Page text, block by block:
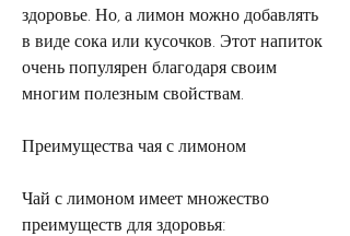
здоровье. Но, а лимон можно добавлять
в виде сока или кусочков. Этот напиток
очень популярен благодаря своим
многим полезным свойствам.
Преимущества чая с лимоном
Чай с лимоном имеет множество
преимуществ для здоровья: